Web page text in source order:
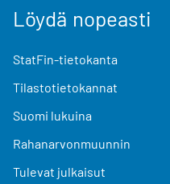
Löydä nopeasti
StatFin-tietokanta
Tilastotietokannat
Suomi lukuina
Rahanarvonmuunnin
Tulevat julkaisut